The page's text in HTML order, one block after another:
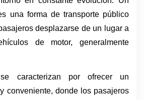
una forma de transporte público
desplazarse de un lugar a
de motor, generalmente
caracterizan por ofrecer un
conveniente, donde los pasajeros